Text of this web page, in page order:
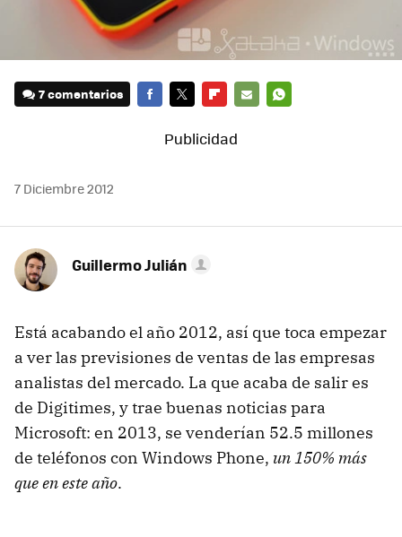
7 comentarios
MAIL
7 Diciembre 2012
Guillermo Julián
Está acabando el año 2012, así que toca empezar
a ver las previsiones de ventas de las empresas
analistas del mercado. La que acaba de salir es
de Digitimes, y trae buenas noticias para
Microsoft: en 2013, se venderían 52.5 millones
de teléfonos con Windows Phone, un 150% más
que en este año.